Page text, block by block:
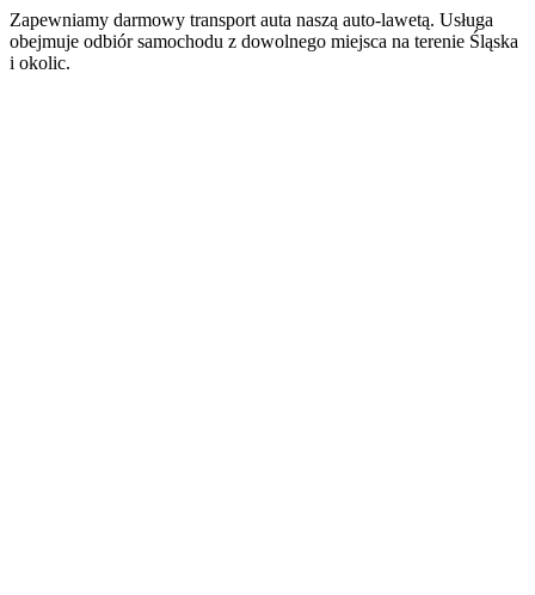
Zapewniamy darmowy transport auta naszą auto-lawetą. Usługa
obejmuje odbiór samochodu z dowolnego miejsca na terenie Śląska
i okolic.